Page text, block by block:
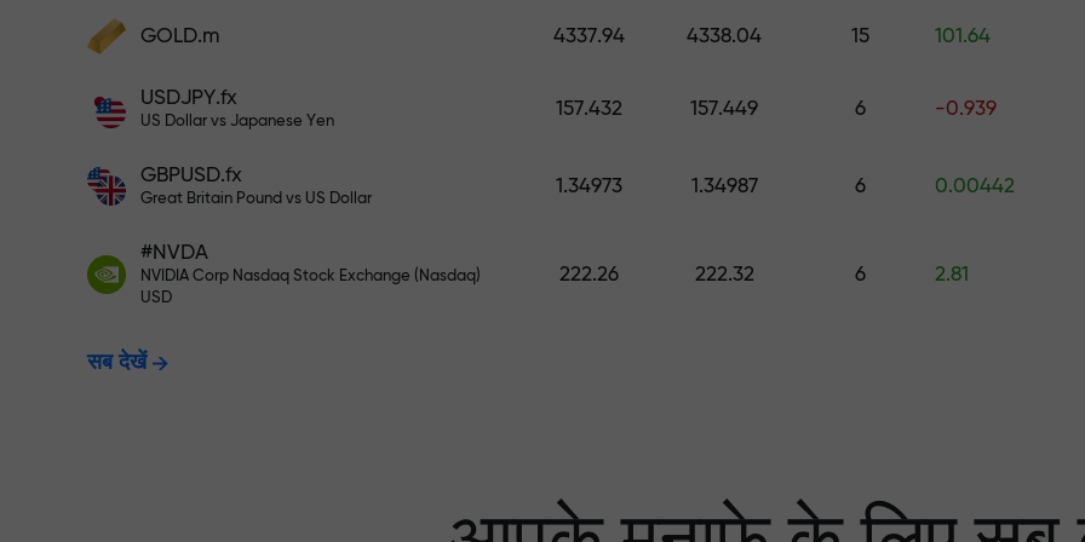
फंड्स डिपॉज़िट करें और अपने डिपॉज़िट से 1,000 गुना
डिपॉज़िट, उतना बड़ा मल्टिप्लायर।
अपने खाते में $333 जमा करें — और $1,500 तक का उपहार चुनें
रिस्क-फ्री ट्रेडिंग — हम आपके लाभ की गारंटी
X1000 तक बोनस — मार्केट में सबसे बड़ा
GOLD.m 4337.94 4338.04 15 101.64
USDJPY.fx
US Dollar vs Japanese Yen
157.432 157.449 6 -0.939
GBPUSD.fx
Great Britain Pound vs US Dollar
1.34973 1.34987 6 0.00442
#NVDA
NVIDIA Corp Nasdaq Stock Exchange (Nasdaq)
USD
222.26 222.32 6 2.81
सब देखें